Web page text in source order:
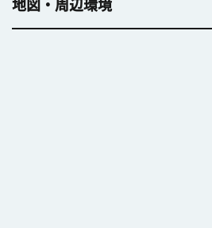
地図・周辺環境